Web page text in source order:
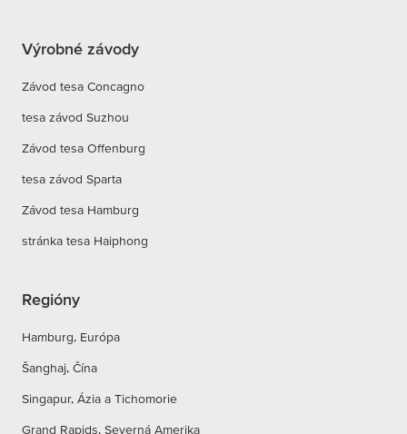
Výrobné závody
Závod tesa Concagno
tesa závod Suzhou
Závod tesa Offenburg
tesa závod Sparta
Závod tesa Hamburg
stránka tesa Haiphong
Regióny
Hamburg, Európa
Šanghaj, Čína
Singapur, Ázia a Tichomorie
Grand Rapids, Severná Amerika